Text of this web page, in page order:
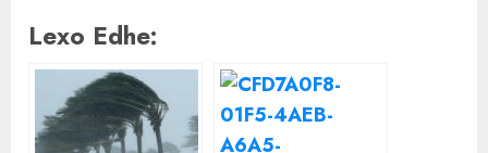
Lexo Edhe: